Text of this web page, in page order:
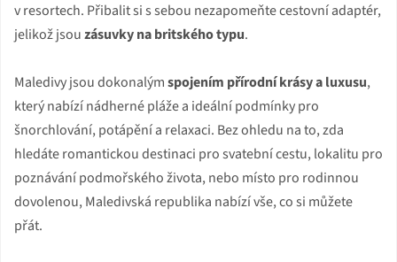
v resortech. Přibalit si s sebou nezapomeňte cestovní adaptér,
jelikož jsouzásuvky na britského typu.
Maledivy jsou dokonalýmspojením přírodní krásy a luxusu,
který nabízí nádherné pláže a ideální podmínky pro
šnorchlování, potápění a relaxaci. Bez ohledu na to, zda
hledáte romantickou destinaci pro svatební cestu, lokalitu pro
poznávání podmořského života, nebo místo pro rodinnou
dovolenou, Maledivská republika nabízí vše, co si můžete
přát.